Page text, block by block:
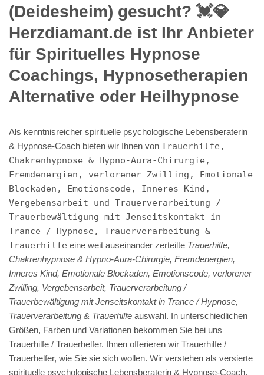
(Deidesheim) gesucht? 💓️💎
Herzdiamant.de ist Ihr Anbieter
für Spirituelles Hypnose
Coachings, Hypnosetherapien
Alternative oder Heilhypnose
Als kenntnisreicher spirituelle psychologische Lebensberaterin
& Hypnose-Coach bieten wir Ihnen von Trauerhilfe,
Chakrenhypnose & Hypno-Aura-Chirurgie,
Fremdenergien, verlorener Zwilling, Emotionale
Blockaden, Emotionscode, Inneres Kind,
Vergebensarbeit und Trauerverarbeitung /
Trauerbewältigung mit Jenseitskontakt in
Trance / Hypnose, Trauerverarbeitung &
Trauerhilfe eine weit auseinander zerteilte Trauerhilfe,
Chakrenhypnose & Hypno-Aura-Chirurgie, Fremdenergien,
Inneres Kind, Emotionale Blockaden, Emotionscode, verlorener
Zwilling, Vergebensarbeit, Trauerverarbeitung /
Trauerbewältigung mit Jenseitskontakt in Trance / Hypnose,
Trauerverarbeitung & Trauerhilfe auswahl. In unterschiedlichen
Größen, Farben und Variationen bekommen Sie bei uns
Trauerhilfe / Trauerhelfer. Ihnen offerieren wir Trauerhilfe /
Trauerhelfer, wie Sie sie sich wollen. Wir verstehen als versierte
spirituelle psychologische Lebensberaterin & Hypnose-Coach,